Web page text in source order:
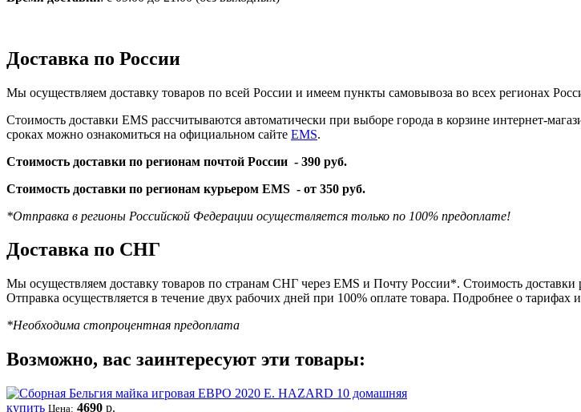
Доставка по России
Мы осуществляем доставку товаров по всей России и имеем пункты самовывоза во всех регионах
Стоимость доставки EMS рассчитываются автоматически при выборе города в корзине интернет-
сроках можно ознакомиться на официальном сайте EMS.
Стоимость доставки по регионам почтой России - 390 руб.
Стоимость доставки по регионам курьером EMS - от 350 руб.
*Отправка в регионы Российской Федерации осуществляется только по 100% предоплате!
Доставка по СНГ
Мы осуществляем доставку товаров по странам СНГ через EMS и Почту России*. Стоимость доставки
Отправка осуществляется в течение двух рабочих дней при 100% оплате товара. Подробнее о
*Необходима стопроцентная предоплата
Возможно, вас заинтересуют эти товары:
купить Цена: 4690 р.